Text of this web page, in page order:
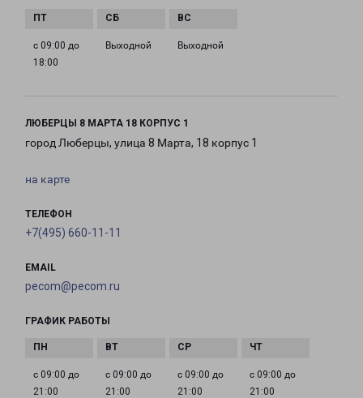
с 09:00 до
18:00
Выходной Выходной
ЛЮБЕРЦЫ 8 МАРТА 18 КОРПУС 1
город Люберцы, улица 8 Марта, 18 корпус 1
на карте
ТЕЛЕФОН
+7(495) 660-11-11
EMAIL
pecom@pecom.ru
ГРАФИК РАБОТЫ
с 09:00 до
21:00
с 09:00 до
21:00
с 09:00 до
21:00
с 09:00 до
21:00